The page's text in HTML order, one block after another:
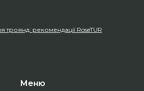
троянд: рекомендації RoseTUR
Меню